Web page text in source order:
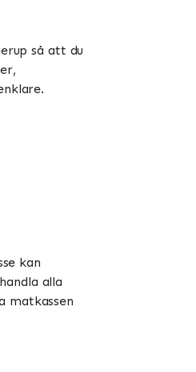
så att du
kan
alla
matkassen